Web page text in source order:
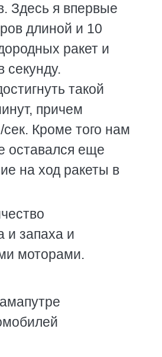
Здесь я впервые
длиной и 10
ракет и
секунду.
такой
причем
Кроме того нам
оставался еще
на ход ракеты в
и запаха и
моторами.